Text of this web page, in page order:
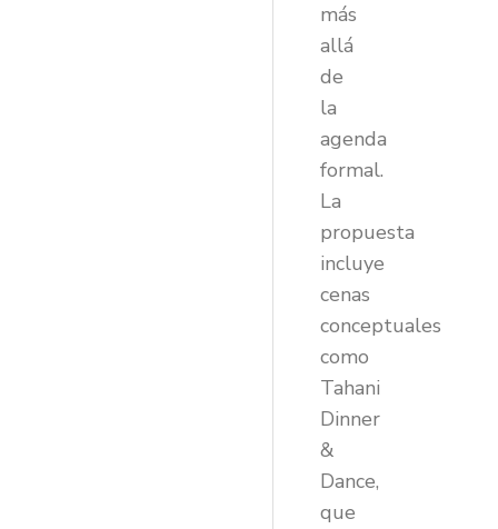
más
allá
de
la
agenda
formal.
La
propuesta
incluye
cenas
conceptuales
como
Tahani
Dinner
&
Dance,
que